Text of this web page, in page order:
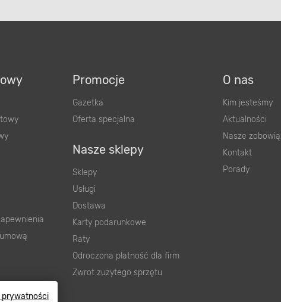
prywatności
Promocje
Gazetka
Oferta specjalna
Nasze sklepy
Sklepy
Usługi
Dostawa
Karty podarunkowe
Raty
Odroczona płatność dla firm
Zwrot zużytego sprzętu
O nas
Kim jesteśmy
Aktualności
Nasze
Kontakt
Porady